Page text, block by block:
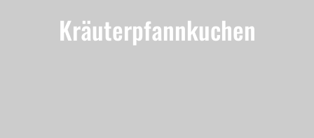
Kräuterpfannkuchen